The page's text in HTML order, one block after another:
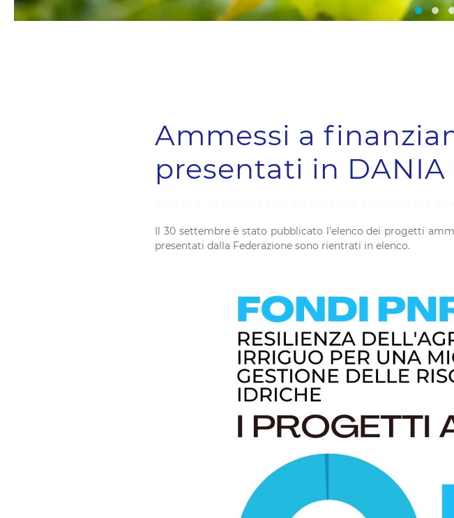
Ammessi a
presentati in
Il 30 settembre è stato pubblicato l'elenco dei progetti
presentati dalla Federazione sono rientrati in elenco.